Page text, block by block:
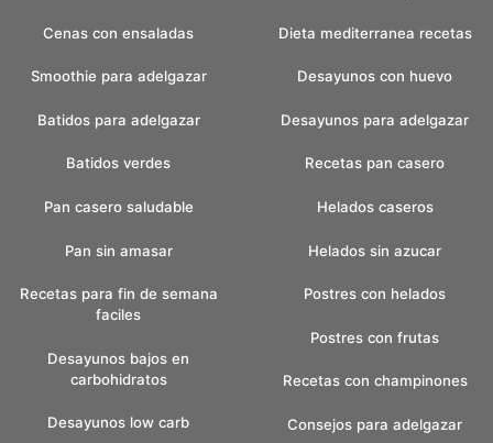
Cenas con ensaladas
Smoothie para adelgazar
Batidos para adelgazar
Batidos verdes
Dieta mediterranea recetas
Desayunos con huevo
Desayunos para adelgazar
Recetas pan casero
Pan casero saludable
Pan sin amasar
Recetas para fin de semana
faciles
Desayunos bajos en
carbohidratos
Desayunos low carb
Helados caseros
Helados sin azucar
Postres con helados
Postres con frutas
Recetas con champinones
Consejos para adelgazar